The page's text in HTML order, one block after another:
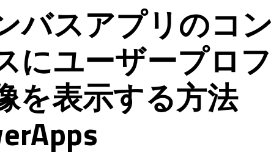
バスアプリのコ
にユーザープロ
を表示する方法